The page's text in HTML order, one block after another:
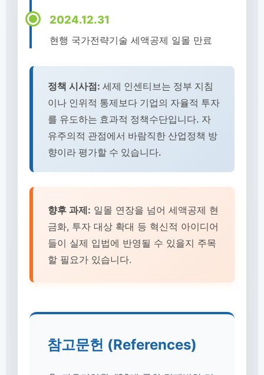
2024.12.31
현행 국가전략기술 세액공제 일몰 만료
정책 시사점: 세제 인센티브는 정부 지침
이나 인위적 통제보다 기업의 자율적 투자
를 유도하는 효과적 정책수단입니다. 자
유주의적 관점에서 바람직한 산업정책 방
향이라 평가할 수 있습니다.
향후 과제: 일몰 연장을 넘어 세액공제 현
금화, 투자 대상 확대 등 혁신적 아이디어
들이 실제 입법에 반영될 수 있을지 주목
할 필요가 있습니다.
참고문헌 (References)